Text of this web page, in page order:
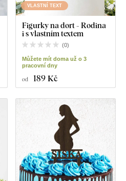
VLASTNÍ TEXT
Figurky na dort - Rodina
i s vlastním textem
(0)
Můžete mít doma už o 3
pracovní dny
od 189 Kč